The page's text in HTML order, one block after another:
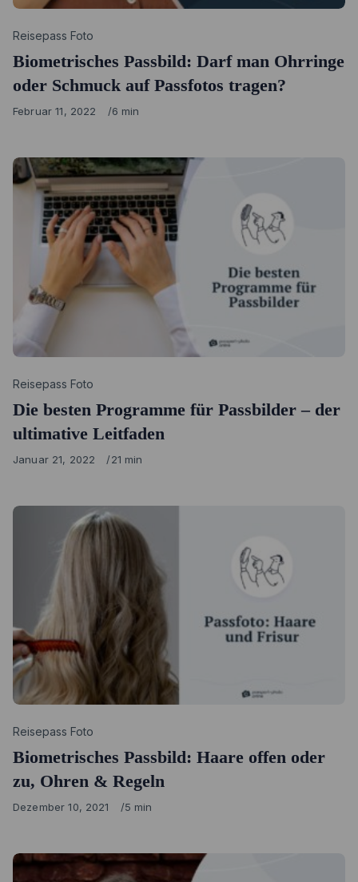
Category
Reisepass Foto
Biometrisches Passbild: Darf man Ohrringe
oder Schmuck auf Passfotos tragen?
Published
Februar 11, 2022 6 min
Category
Reisepass Foto
Die besten Programme für Passbilder – der
ultimative Leitfaden
Published
Januar 21, 2022 21 min
Category
Reisepass Foto
Biometrisches Passbild: Haare offen oder
zu, Ohren & Regeln
Published
Dezember 10, 2021 5 min